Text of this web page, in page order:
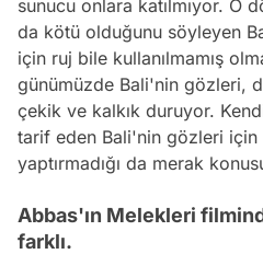
sunucu onlara katılmıyor. O
da kötü olduğunu söyleyen
için ruj bile kullanılmamış
günümüzde Bali'nin gözleri,
çekik ve kalkık duruyor.
tarif eden Bali'nin gözleri için
yaptırmadığı da merak
Abbas'ın Melekleri
farklı.